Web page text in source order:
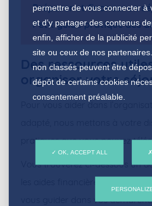
Préparer et financer un
Petit guide pratique des
Des ressources
organiser votre
Pour vous aider dans
pratiques que vous pouvez
Vous trouverez ci-dessous un
vous guider dans vos
permettre de vous connecter à
et d’y partager des contenus
enfin, afficher de la publicité
site ou ceux de nos
non classés peuvent être
dépôt de certains cookies
consentement préalable.
OK, ACCEPT ALL